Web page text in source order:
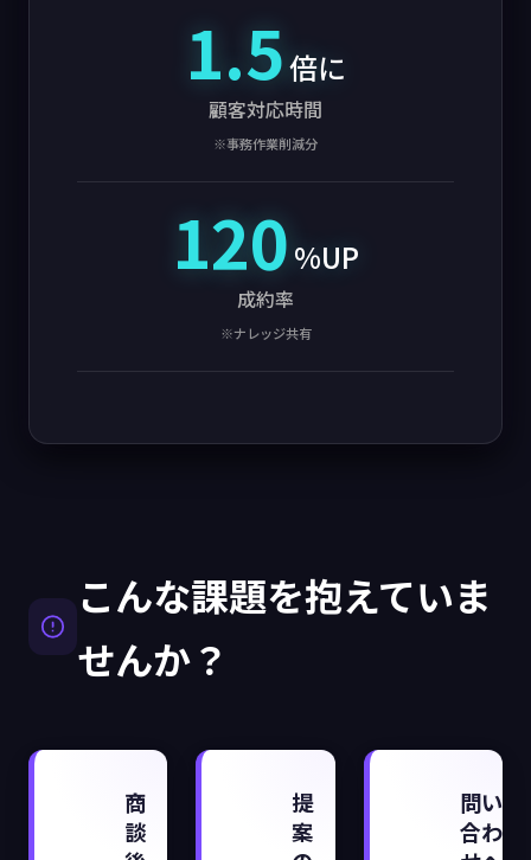
1.5倍に
顧客対応時間
※事務作業削減分
120 %UP
成約率
※ナレッジ共有
こんな課題を抱えていま
せんか？
商
談
提
案
問い
合わ